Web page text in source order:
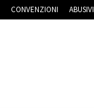
CONVENZIONI